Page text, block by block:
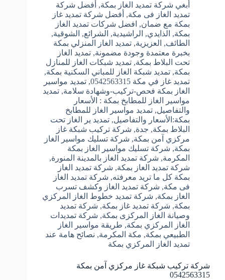
أبغي شركة تمديد الغاز بمكة, أفضل شركة
تمديد الغاز فى مكة, أفضل شركة تمديد غاز
بمكة مع ضمان, افضل شركات تمديد الغاز
بمكة, الذايدي, الراشيدية, الشرائع, الشوقية,
الطائف, العزيزية, تمديد الغاز المنزلي بمكة
بخبرة معتمدة وجودة مضمونة, تمديد الغاز
تحت البلاط بمكة, تمديد شبكات الغاز للمنازل
بمكة, تمديد شبكة الغاز للمباني السكنية بمكة,
تمديد غاز في مكة 0542563315
, تمديد مواسير
الغاز بمكة فحص-تركيب-وشهادة سلامة, تمديد
مواسير الغاز للمطابخ بمكة : الأسعار
والتفاصيل, تمديد مواسير الغاز للمطابخ
بمكة:الأسعار والتفاصيل, تمديد ير الغاز تحت
البلاط بمكة, جدة, شركة تركيب شبكة غاز
مركزي آمن بمكة, شركة تسليك مواسير الغاز
بمكة, شركة تسليك مواسير الغاز بمكة
المكرمة, شركة تمديد الغاز بالمدينة المنورة,
شركة تمديد الغاز بمكة, شركة تمديد الغاز
بمكة كل ما تريد معرفته, شركة تمديد الغاز
فى مكة, شركة تمديد الغاز وكشف تسرب
الغاز بمكة, شركة تمديد خطوط الغاز المركزي
بمكة, شركة تمديد غاز بمكة, شركة تمديد
وصيانة الغاز المركزى بمكة, شركة تمديدات
الغاز المركزي بمكة, طريقة مواسير الغاز
الطبيعي بمكة, مكة المكرمة, نصائح هامة عند
تمديد الغاز المركزي بمكة
شركة تركيب شبكة غاز مركزي آمن بمكة
0542563315